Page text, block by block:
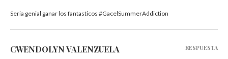
Seria genial ganar los fantasticos #GacelSummerAddiction
CWENDOLYN VALENZUELA RESPUESTA